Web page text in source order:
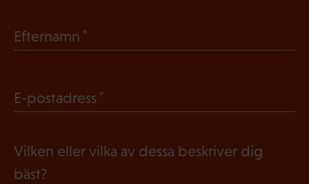
a
o
Efternamn
l
g
E-postadress
Vilken eller vilka av dessa beskriver dig
bäst?